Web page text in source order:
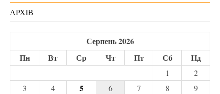
АРХІВ
Серпень 2026
Пн
Вт Ср Чт Пт Сб Нд
1
2
3
4 5 6 7 8
9